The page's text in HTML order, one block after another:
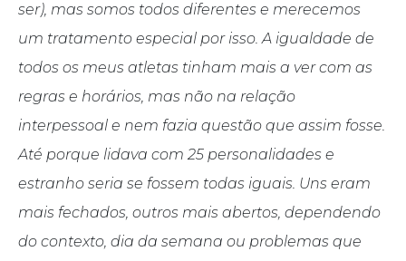
ser), mas somos todos diferentes e merecemos
um tratamento especial por isso. A igualdade de
todos os meus atletas tinham mais a ver com as
regras e horários, mas não na relação
interpessoal e nem fazia questão que assim fosse.
Até porque lidava com 25 personalidades e
estranho seria se fossem todas iguais. Uns eram
mais fechados, outros mais abertos, dependendo
do contexto, dia da semana ou problemas que